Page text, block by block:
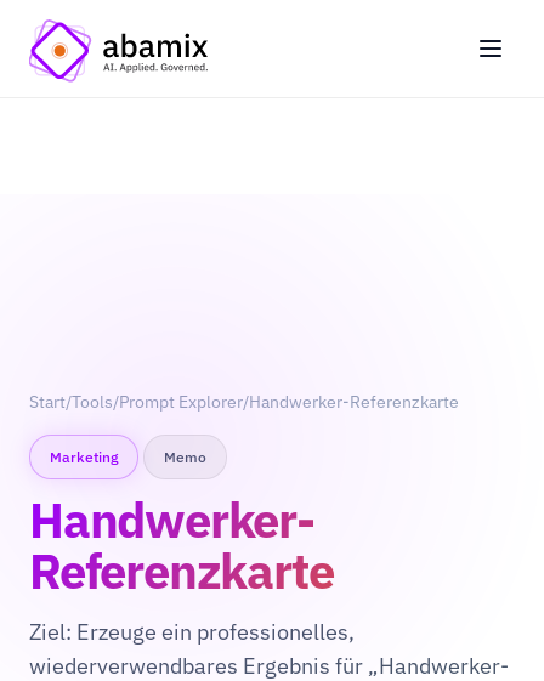
Start/Tools/Prompt Explorer/Handwerker-Referenzkarte
Marketing Memo
Handwerker-
Referenzkarte
Ziel: Erzeuge ein professionelles,
wiederverwendbares Ergebnis für „Handwerker-